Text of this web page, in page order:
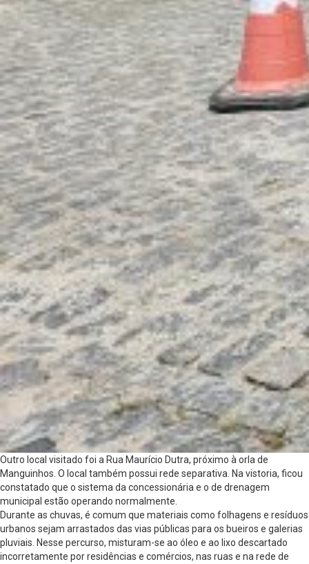
Outro local visitado foi a Rua Maurício Dutra, próximo à orla de
Manguinhos. O local também possui rede separativa. Na vistoria, ficou
constatado que o sistema da concessionária e o de drenagem
municipal estão operando normalmente.
Durante as chuvas, é comum que materiais como folhagens e resíduos
urbanos sejam arrastados das vias públicas para os bueiros e galerias
pluviais. Nesse percurso, misturam-se ao óleo e ao lixo descartado
incorretamente por residências e comércios, nas ruas e na rede de